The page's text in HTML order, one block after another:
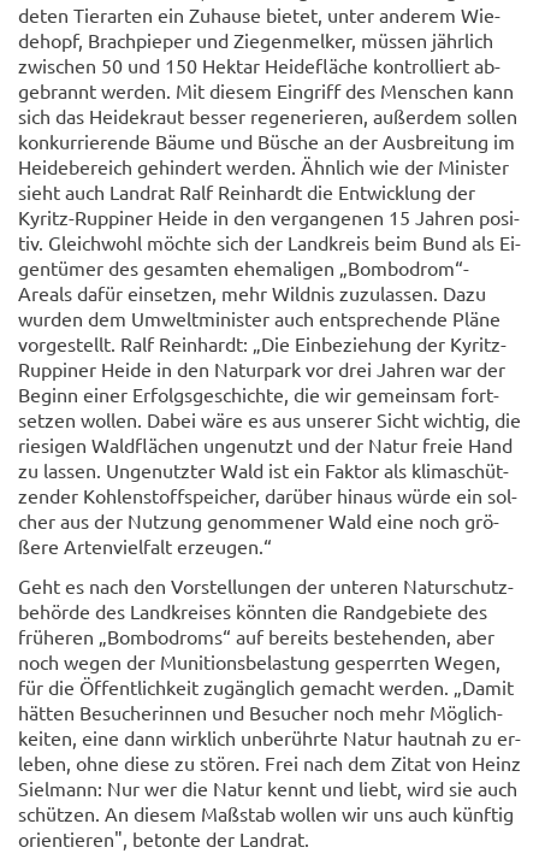
de­ten Tier­ar­ten ein Zu­hau­se bie­tet, unter an­de­rem Wie­
de­hopf, Brach­pie­per und Zie­gen­mel­ker, müs­sen jähr­lich
zwi­schen 50 und 150 Hekt­ar Hei­de­flä­che kon­trol­liert ab­
ge­brannt wer­den. Mit die­sem Ein­griff des Men­schen kann
sich das Hei­de­kraut bes­ser re­ge­ne­rie­ren, au­ßer­dem sol­len
kon­kur­rie­ren­de Bäume und Bü­sche an der Aus­brei­tung im
Hei­de­be­reich ge­hin­dert wer­den. Ähn­lich wie der Mi­nis­ter
sieht auch Land­rat Ralf Rein­hardt die Ent­wick­lung der
Kyritz-​Ruppiner Heide in den ver­gan­ge­nen 15 Jah­ren po­si­
tiv. Gleich­wohl möch­te sich der Land­kreis beim Bund als Ei­
gen­tü­mer des ge­sam­ten ehe­ma­li­gen „Bom­bo­drom“-​
Areals dafür ein­set­zen, mehr Wild­nis zu­zu­las­sen. Dazu
wur­den dem Um­welt­mi­nis­ter auch ent­spre­chen­de Pläne
vor­ge­stellt. Ralf Rein­hardt: „Die Ein­be­zie­hung der Kyritz-​
Ruppiner Heide in den Na­tur­park vor drei Jah­ren war der
Be­ginn einer Er­folgs­ge­schich­te, die wir ge­mein­sam fort­
set­zen wol­len. Dabei wäre es aus un­se­rer Sicht wich­tig, die
rie­si­gen Wald­flä­chen un­ge­nutzt und der Natur freie Hand
zu las­sen. Un­ge­nutz­ter Wald ist ein Fak­tor als kli­ma­schüt­
zen­der Koh­len­stoff­spei­cher, dar­über hin­aus würde ein sol­
cher aus der Nut­zung ge­nom­me­ner Wald eine noch grö­
ße­re Ar­ten­viel­falt er­zeu­gen.“
Geht es nach den Vor­stel­lun­gen der un­te­ren Na­tur­schutz­
be­hör­de des Land­krei­ses könn­ten die Rand­ge­bie­te des
frü­he­ren „Bom­bo­droms“ auf be­reits be­stehen­den, aber
noch wegen der Mu­ni­ti­ons­be­las­tung ge­sperr­ten Wegen,
für die Öf­fent­lich­keit zu­gäng­lich ge­macht wer­den. „Damit
hät­ten Be­su­che­rin­nen und Be­su­cher noch mehr Mög­lich­
kei­ten, eine dann wirk­lich un­be­rühr­te Natur haut­nah zu er­
le­ben, ohne diese zu stö­ren. Frei nach dem Zitat von Heinz
Siel­mann: Nur wer die Natur kennt und liebt, wird sie auch
schüt­zen. An die­sem Maß­stab wol­len wir uns auch künf­tig
ori­en­tie­ren", be­ton­te der Land­rat.